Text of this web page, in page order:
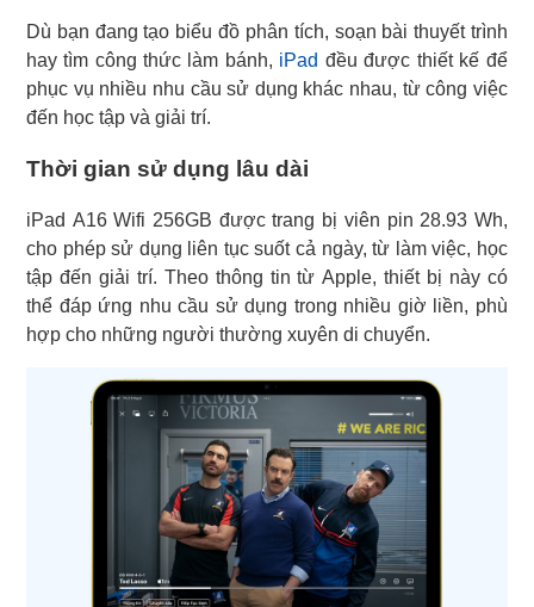
Dù bạn đang tạo biểu đồ phân tích, soạn bài thuyết trình
hay tìm công thức làm bánh, iPad đều được thiết kế để
phục vụ nhiều nhu cầu sử dụng khác nhau, từ công việc
đến học tập và giải trí.
Thời gian sử dụng lâu dài
iPad A16 Wifi 256GB được trang bị viên pin 28.93 Wh,
cho phép sử dụng liên tục suốt cả ngày, từ làm việc, học
tập đến giải trí. Theo thông tin từ Apple, thiết bị này có
thể đáp ứng nhu cầu sử dụng trong nhiều giờ liền, phù
hợp cho những người thường xuyên di chuyển.